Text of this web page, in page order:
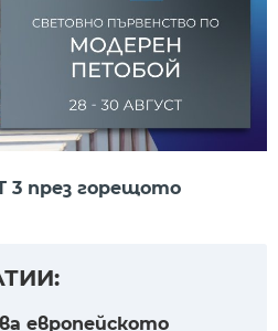
3 през горещото
европейското